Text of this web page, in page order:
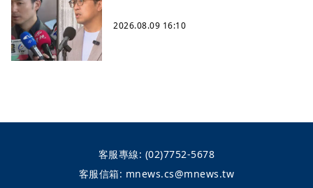
2026.08.09 16:10
客服專線: (02)7752-5678
客服信箱: mnews.cs@mnews.tw